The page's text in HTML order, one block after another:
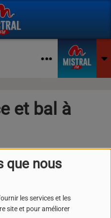
que nous
les services et les
site et pour améliorer
et bal à